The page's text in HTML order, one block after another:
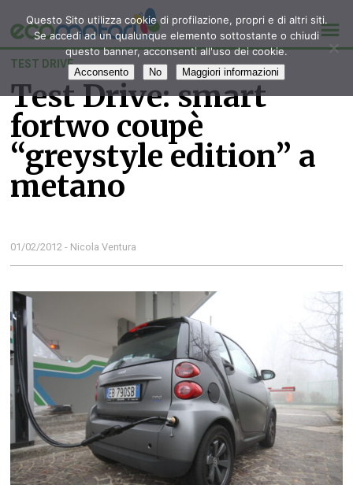
TEST DRIVE
Test Drive: smart
fortwo coupè
“greystyle edition” a
metano
01/02/2012 - Nicola Ventura
Questo Sito utilizza cookie di profilazione, propri e di altri siti.
Se accedi ad un qualunque elemento sottostante o chiudi
questo banner, acconsenti all'uso dei cookie.
Acconsento No Maggiori informazioni